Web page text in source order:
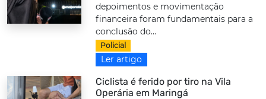
depoimentos e movimentação
financeira foram fundamentais para a
conclusão do...
Policial
Ler artigo
Ciclista é ferido por tiro na Vila
Operária em Maringá